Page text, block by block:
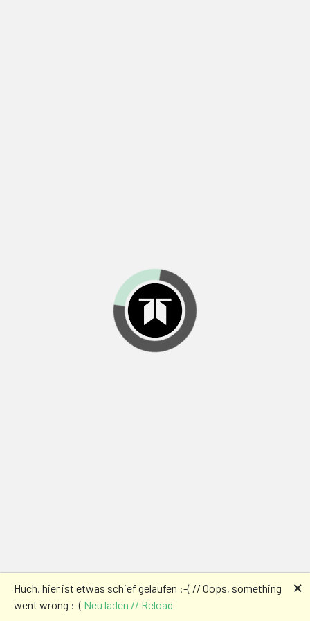
Huch, hier ist etwas schief gelaufen :-( // Oops, something
went wrong :-( Neu laden // Reload
🗙